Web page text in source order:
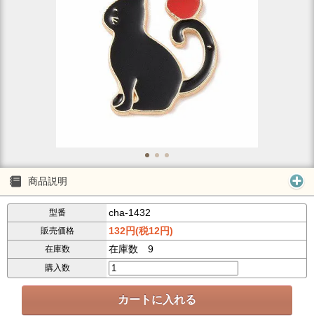
商品説明
型番 cha-1432
販売価格 132円(税12円)
在庫数 在庫数 9
購入数